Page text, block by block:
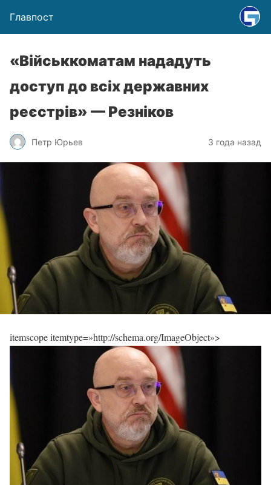
Главпост
«Військкоматам нададуть
доступ до всіх державних
реєстрів» — Резніков
Петр Юрьев 3 года назад
itemscope itemtype=»http://schema.org/ImageObject»>